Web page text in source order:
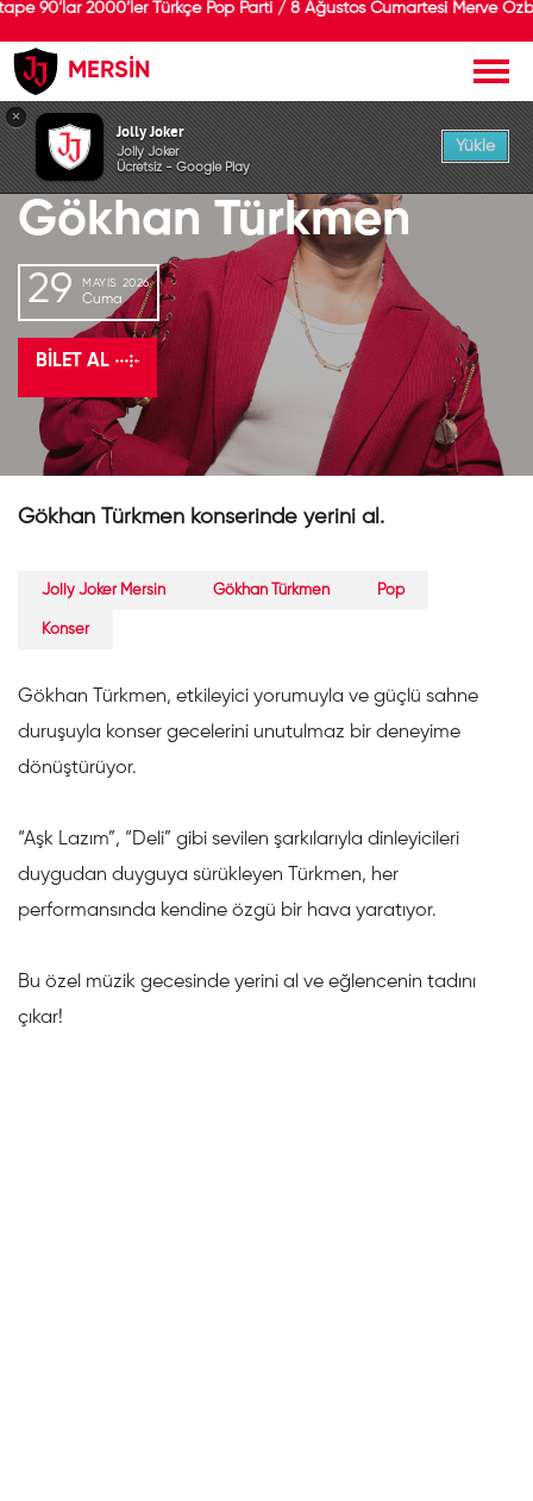
90’lar 2000’ler Türkçe Pop Parti / 8 Ağustos Cumartesi Merve
MERSİN
GEÇMİŞ ETKİNLİK
Gökhan Türkmen
29 MAYIS 2026
Cuma
BILET AL
Gökhan Türkmen konserinde yerini al.
Jolly Joker Mersin Gökhan Türkmen Pop
Konser
Gökhan Türkmen, etkileyici yorumuyla ve güçlü sahne
duruşuyla konser gecelerini unutulmaz bir deneyime
dönüştürüyor.
“Aşk Lazım”, “Deli” gibi sevilen şarkılarıyla dinleyicileri
duygudan duyguya sürükleyen Türkmen, her
performansında kendine özgü bir hava yaratıyor.
Bu özel müzik gecesinde yerini al ve eğlencenin tadını
çıkar!
×
Jolly Joker
Jolly Joker
Ücretsiz - Google Play
Yükle